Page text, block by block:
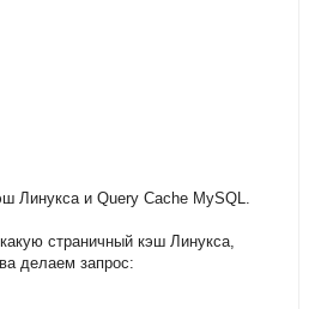
Линукса и Query Cache MySQL.
страничный кэш Линукса,
делаем запрос: